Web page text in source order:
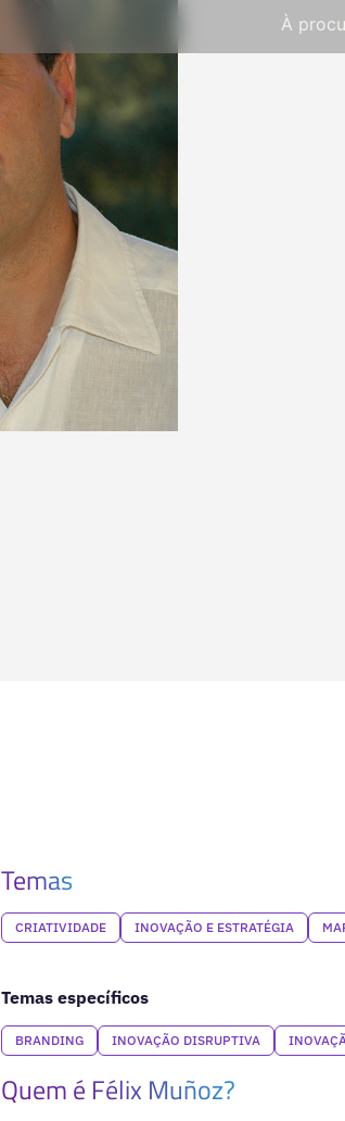
À
Temas
CRIATIVIDADE INOVAÇÃO E ESTRATÉGIA
Temas específicos
BRANDING INOVAÇÃO DISRUPTIVA
Quem é Félix Muñoz?